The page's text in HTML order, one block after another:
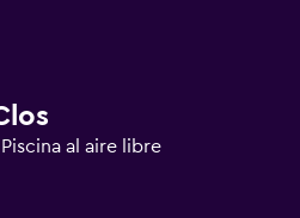
al aire libre